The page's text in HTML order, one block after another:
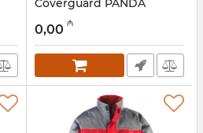
Coverguard PANDA
Артикул:
0,00 ₼